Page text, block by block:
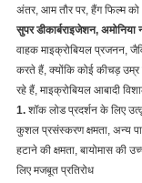
अंतर, आम तौर पर, हैंग फिल्म
सुपर डीकार्बराइजेशन, अमोनिया
वाहक माइक्रोबियल प्रजनन,
करते हैं, क्योंकि कोई कीचड़ उम्र
रहे हैं, माइक्रोबियल आबादी
1.शॉक लोड प्रदर्शन के लिए
कुशल प्रसंस्करण क्षमता, अन्य
हटाने की क्षमता, बायोमास की
लिए मजबूत प्रतिरोध